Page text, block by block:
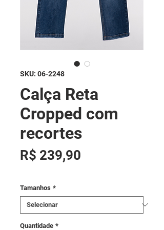
SKU: 06-2248
Calça Reta
Cropped com
recortes
R$ 239,90
Tamanhos *
Quantidade *